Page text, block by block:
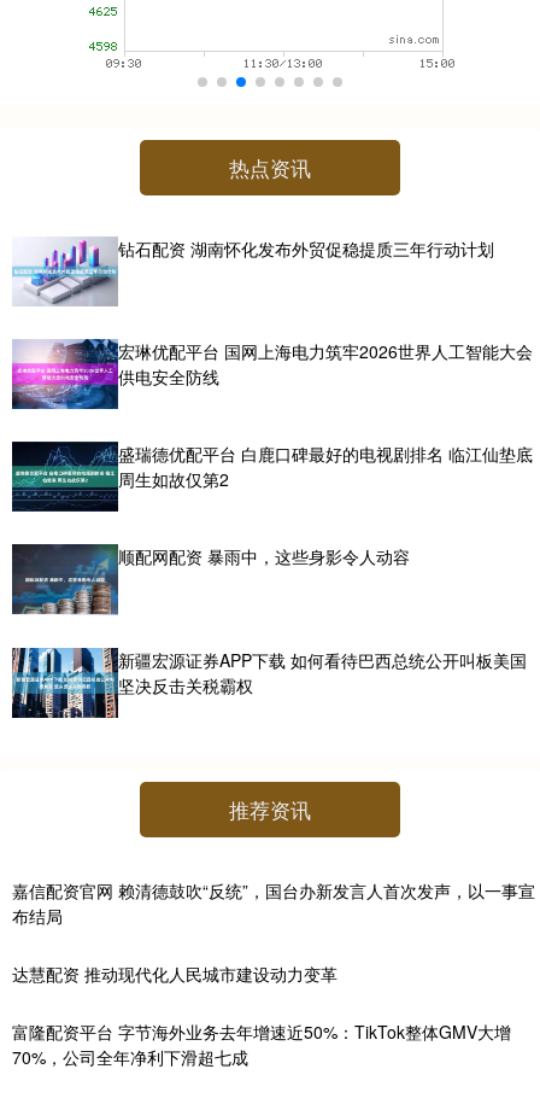
热点资讯
钻石配资 湖南怀化发布外贸促稳提质三年行动计划
宏琳优配平台 国网上海电力筑牢2026世界人工智能大会
供电安全防线
盛瑞德优配平台 白鹿口碑最好的电视剧排名 临江仙垫底
周生如故仅第2
顺配网配资 暴雨中，这些身影令人动容
新疆宏源证券APP下载 如何看待巴西总统公开叫板美国
坚决反击关税霸权
推荐资讯
嘉信配资官网 赖清德鼓吹“反统”，国台办新发言人首次发声，以一事宣
布结局
达慧配资 推动现代化人民城市建设动力变革
富隆配资平台 字节海外业务去年增速近50%：TikTok整体GMV大增
70%，公司全年净利下滑超七成